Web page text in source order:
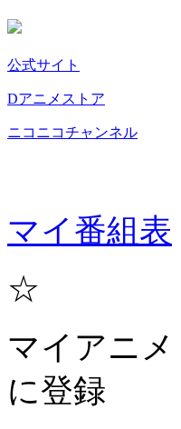
公式サイト
Dアニメストア
ニコニコチャンネル
マイ番組表
☆
マイアニメ
に登録